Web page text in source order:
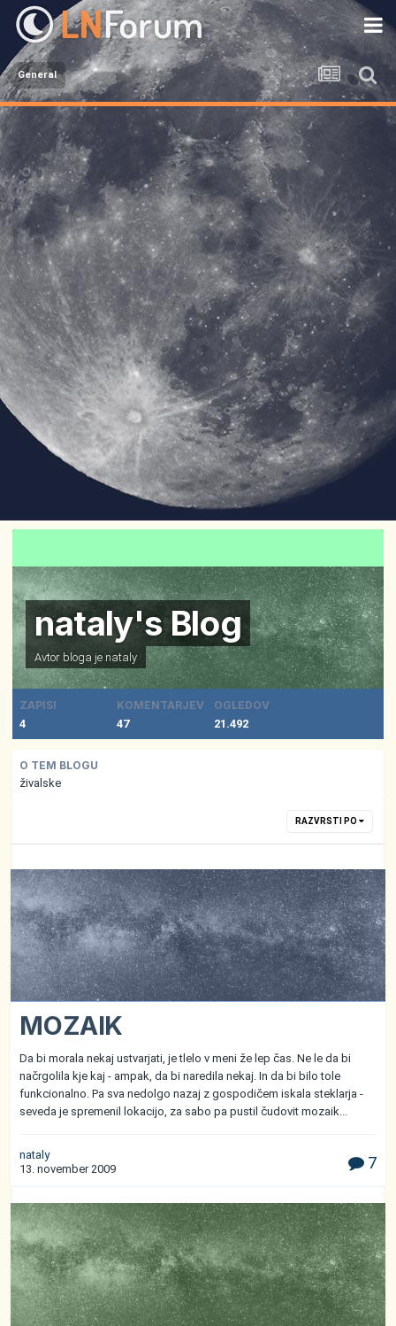
General
nataly's Blog
Avtor bloga je nataly
ZAPISI
4
KOMENTARJEV
47
OGLEDOV
21.492
O TEM BLOGU
živalske
RAZVRSTI PO
MOZAIK
Da bi morala nekaj ustvarjati, je tlelo v meni že lep čas. Ne le da bi
načrgolila kje kaj - ampak, da bi naredila nekaj. In da bi bilo tole
funkcionalno. Pa sva nedolgo nazaj z gospodičem iskala steklarja -
seveda je spremenil lokacijo, za sabo pa pustil čudovit mozaik...
nataly
13. november 2009
7